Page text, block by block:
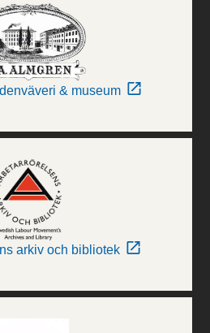
& museum
arkiv och bibliotek